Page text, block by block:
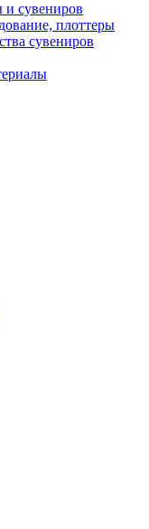
и сувениров
плоттеры
сувениров